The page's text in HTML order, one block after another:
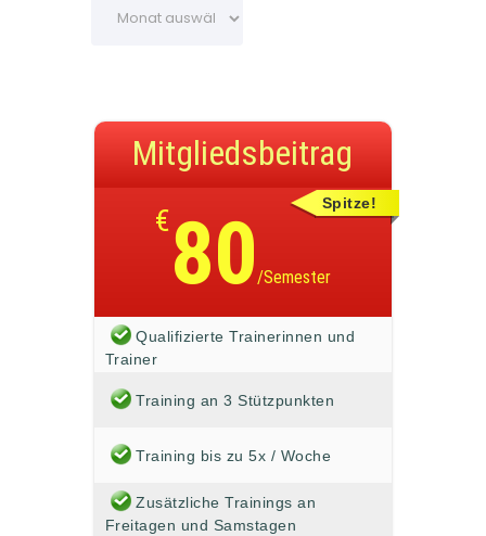
Spitze!
Mitgliedsbeitrag
€80 /Semester
Qualifizierte Trainerinnen und
Trainer
Training an 3 Stützpunkten
Training bis zu 5x / Woche
Zusätzliche Trainings an
Freitagen und Samstagen